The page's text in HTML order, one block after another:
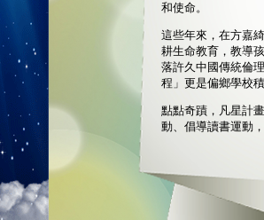
和使命。
這些年來，在方嘉
耕生命教育，教導
落許久中國傳統倫
程」更是偏鄉學校
點點奇蹟，凡星計
動、倡導讀書運動